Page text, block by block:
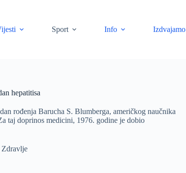
Sport Info Izdvajamo
hepatitisa
rođenja Barucha S. Blumberga, američkog naučnika
taj doprinos medicini, 1976. godine je dobio
Zdravlje